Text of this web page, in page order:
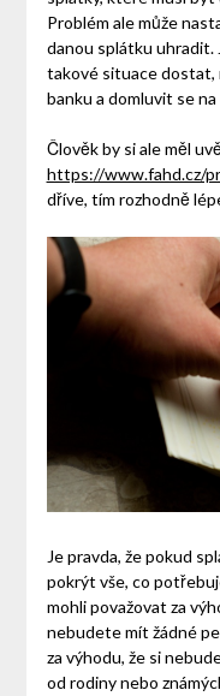
Problém ale může
danou splátku uhradit.
takové situace
banku a domluvit se
Člověk by si ale měl
https://www.fahd.cz/
dříve, tím rozhodně
Je pravda, že pokud
pokrýt vše, co
mohli považovat za
nebudete mít žádné
za výhodu, že si
od rodiny nebo